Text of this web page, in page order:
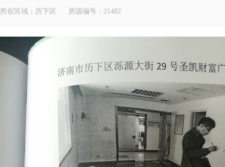
所在区域：历下区 房源编号：21482